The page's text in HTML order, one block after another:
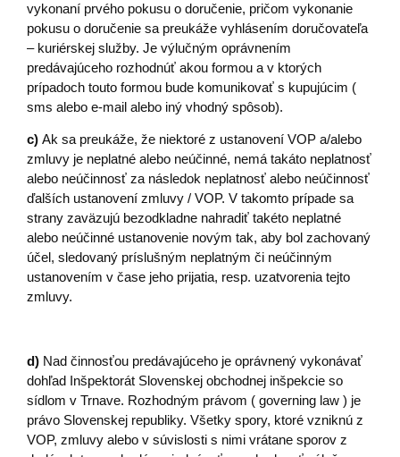
vykonaní prvého pokusu o doručenie, pričom vykonanie
pokusu o doručenie sa preukáže vyhlásením doručovateľa
– kuriérskej služby. Je výlučným oprávnením
predávajúceho rozhodnúť akou formou a v ktorých
prípadoch touto formou bude komunikovať s kupujúcim (
sms alebo e-mail alebo iný vhodný spôsob).
c) Ak sa preukáže, že niektoré z ustanovení VOP a/alebo
zmluvy je neplatné alebo neúčinné, nemá takáto neplatnosť
alebo neúčinnosť za následok neplatnosť alebo neúčinnosť
ďalších ustanovení zmluvy / VOP. V takomto prípade sa
strany zaväzujú bezodkladne nahradiť takéto neplatné
alebo neúčinné ustanovenie novým tak, aby bol zachovaný
účel, sledovaný príslušným neplatným či neúčinným
ustanovením v čase jeho prijatia, resp. uzatvorenia tejto
zmluvy.
d) Nad činnosťou predávajúceho je oprávnený vykonávať
dohľad Inšpektorát Slovenskej obchodnej inšpekcie so
sídlom v Trnave. Rozhodným právom ( governing law ) je
právo Slovenskej republiky. Všetky spory, ktoré vzniknú z
VOP, zmluvy alebo v súvislosti s nimi vrátane sporov z